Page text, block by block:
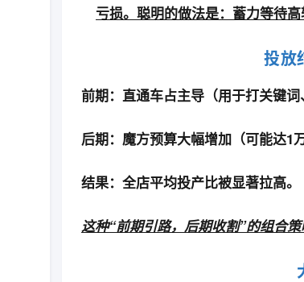
亏损。 聪明的做法是：蓄力等待
投放
前期：直通车占主导（用于打关键词
后期：魔方预算大幅增加（可能达1
结果：全店平均投产比被显著拉高。
这种“前期引路，后期收割”的组合